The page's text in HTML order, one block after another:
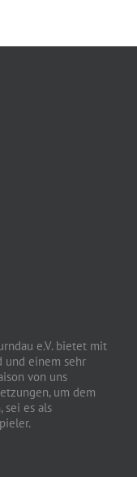
e.V. bietet mit
und einem sehr
von uns
um dem
sei es als